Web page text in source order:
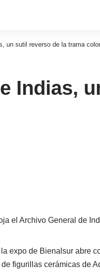
un sutil reverso de la trama
Indias,
el Archivo General de
expo de Bienalsur abre
figurillas cerámicas de